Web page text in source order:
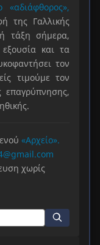
«αδιάφθορος»,
της Γαλλικής
τάξη σήμερα,
και τα
τον
τιμούμε τον
επαγρύπνησης,
«Αρχείο».
χωρίς